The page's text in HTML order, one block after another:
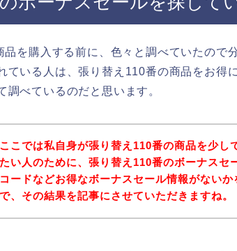
を購入する前に、色々と調べていたので
ている人は、張り替え110番の商品をお得
調べているのだと思います。
こでは私自身が張り替え110番の商品を少し
い人のために、張り替え110番のボーナスセ
ードなどお得なボーナスセール情報がないか
、その結果を記事にさせていただきますね。